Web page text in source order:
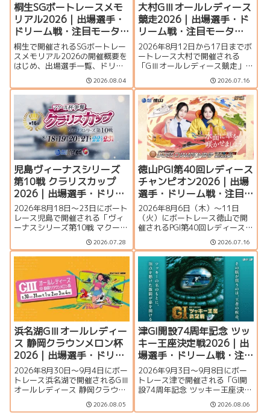
桐生SGボートレースメモ
リアル2026｜出場選手・
ドリーム戦・注目モータ
ー・イベント情報まとめ
桐生で開催されるSGボートレー
スメモリアル2026の開催概要を
はじめ、出場選手一覧、ドリー
ム戦、注目モーター、水面特
徴、イベント情報を詳しく紹
介。峰竜太、毒島誠、定松勇樹
らトップレーサーが集結する真
夏のSGの見どころを徹底解説し
ます。
2026.08.04
大村GⅢオールレディース
競走2026｜出場選手・ド
リーム戦・注目モータ
ー・イベント情報まとめ
2026年8月12日から17日までボ
ートレース大村で開催される
「GⅢオールレディース競走」の
特集ページです。シリーズ展
望、出場選手一覧、発祥地ドリ
ーム、注目モーター、大村水面
の攻略ポイント、イベント情報
まで詳しく紹介します。
2026.07.16
児島ヴィーナスシリーズ
第10戦 クラリスカップ
2026｜出場選手・ドリー
ム戦・注目モーター・イ
ベント情報まとめ
2026年8月18日～23日にボート
レース児島で開催される「ヴィ
ーナスシリーズ第10戦 マクール
杯争奪第16回クラリスカップ」
の特集ページです。出場選手一
覧、シリーズ展望、ドリーム
戦、注目モーター、イベント情
報まで詳しく紹介します。
2026.07.28
徳山PGI第40回レディース
チャンピオン2026｜出場
選手・ドリーム戦・注目
モーター・イベント情報
まとめ
2026年8月6日（木）～11日
（火）にボートレース徳山で開
催されるPGI第40回レディースチ
ャンピオン（女子王座決定戦）
の特集ページです。出場選手一
覧、シリーズ展望、ドリーム
戦、注目モーター、水面特徴、
イベント情報まで詳しく紹介し
ます。
2026.07.16
浜名湖GⅢオールレディー
ス 静岡クラウンメロン杯
2026｜出場選手・ドリー
ム戦・注目モーター・イ
ベント情報まとめ
2026年8月30日～9月4日にボー
トレース浜名湖で開催されるGⅢ
オールレディース 静岡クラウン
メロン杯の特集ページです。出
場選手一覧、シリーズ展望、ド
2026.08.05
津GI開設74周年記念 ツッ
キー王座決定戦2026｜出
場選手・ドリーム戦・注
目モーター・イベント情
報まとめ
2026年9月3日〜9月8日にボー
トレース津で開催される「GI開
設74周年記念 ツッキー王座決定
戦」の特集ページです。出場選
手一覧、シリーズ展望、ドリー
2026.08.06